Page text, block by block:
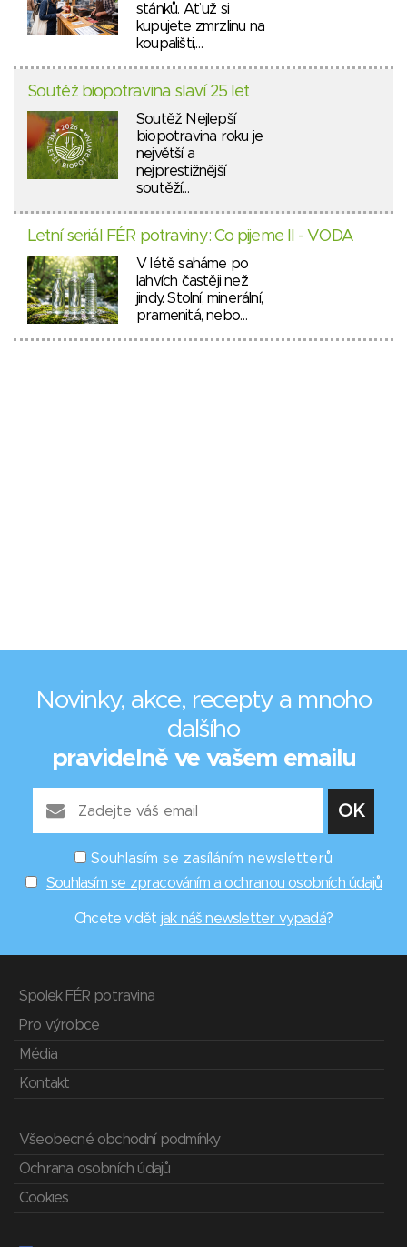
stánků. Ať už si
kupujete zmrzlinu na
koupališti,…
Soutěž biopotravina slaví 25 let
Soutěž Nejlepší
biopotravina roku je
největší a
nejprestižnější
soutěží…
Letní seriál FÉR potraviny: Co pijeme II - VODA
V létě saháme po
lahvích častěji než
jindy. Stolní, minerální,
pramenitá, nebo…
Novinky, akce, recepty a mnoho
dalšího
pravidelně ve vašem emailu
Souhlasím se zasíláním newsletterů
Souhlasím se zpracováním a ochranou osobních údajů
Chcete vidět jak náš newsletter vypadá?
Spolek FÉR potravina
Pro výrobce
Média
Kontakt
Všeobecné obchodní podmínky
Ochrana osobních údajů
Cookies